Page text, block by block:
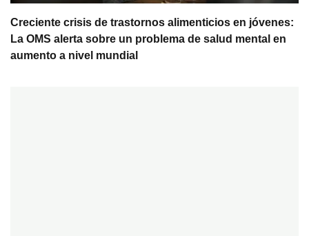
Creciente crisis de trastornos alimenticios en jóvenes:
La OMS alerta sobre un problema de salud mental en
aumento a nivel mundial